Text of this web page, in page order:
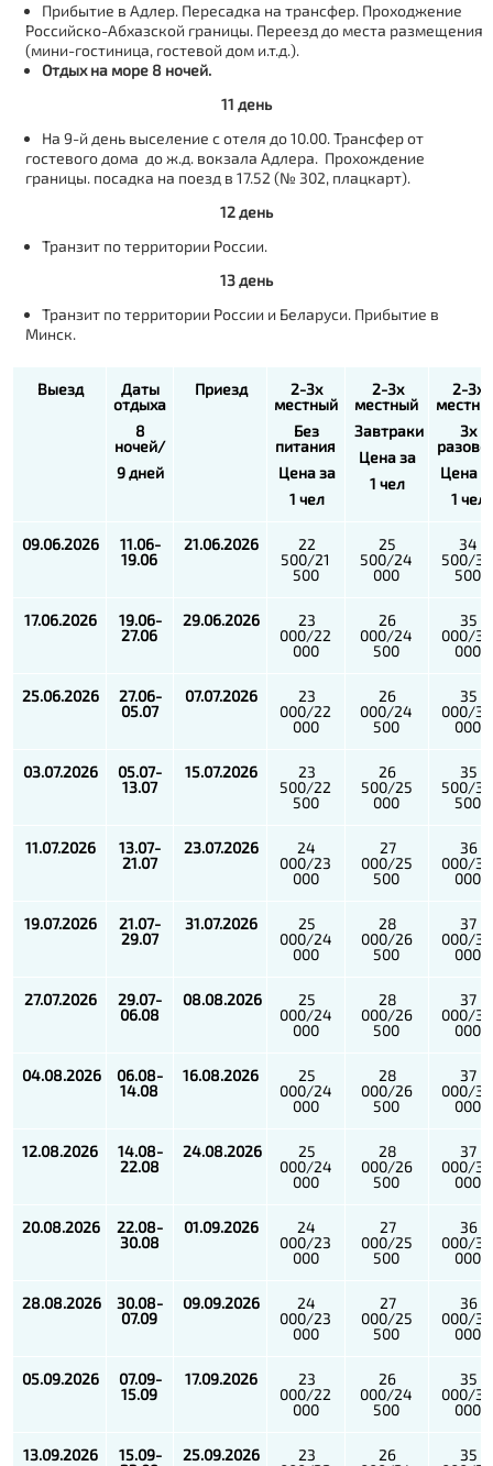
Прибытие в Адлер. Пересадка на трансфер. Проходжение
Российско-Абхазской границы. Переезд до места размещения
(мини-гостиница, гостевой дом и.т.д.).
Отдых на море 8 ночей.
11 день
На 9-й день выселение с отеля до 10.00. Трансфер от
гостевого дома до ж.д. вокзала Адлера. Прохождение
границы. посадка на поезд в 17.52 (№ 302, плацкарт).
12 день
Транзит по территории России.
13 день
Транзит по территории России и Беларуси. Прибытие в
Минск.
Выезд
Даты
отдыха
8
ночей/
9 дней
Приезд
2-3х
местный
Без
питания
Цена за
1 чел
2-3х
местный
Завтраки
Цена за
1 чел
2-3х
3х
Цена
1 чел
09.06.2026
11.06-
19.06
21.06.2026
22
500/21
500
25
500/24
000
34
500/33
500
17.06.2026
19.06-
27.06
29.06.2026
23
000/22
000
26
000/24
500
35
000/34
000
25.06.2026
27.06-
05.07
07.07.2026
23
000/22
000
26
000/24
500
35
000/34
000
03.07.2026
05.07-
13.07
15.07.2026
23
500/22
500
26
500/25
000
35
500/34
500
11.07.2026
13.07-
21.07
23.07.2026
24
000/23
000
27
000/25
500
36
000/35
000
19.07.2026
21.07-
29.07
31.07.2026
25
000/24
000
28
000/26
500
37
000/36
000
27.07.2026
29.07-
06.08
08.08.2026
25
000/24
000
28
000/26
500
37
000/36
000
04.08.2026
06.08-
14.08
16.08.2026
25
000/24
000
28
000/26
500
37
000/36
000
12.08.2026
14.08-
22.08
24.08.2026
25
000/24
000
28
000/26
500
37
000/36
000
20.08.2026
22.08-
30.08
01.09.2026
24
000/23
000
27
000/25
500
36
000/35
000
28.08.2026
30.08-
07.09
09.09.2026
24
000/23
000
27
000/25
500
36
000/35
000
05.09.2026
07.09-
15.09
17.09.2026
23
000/22
000
26
000/24
500
35
000/34
000
13.09.2026
15.09-
25.09.2026
23
26
35